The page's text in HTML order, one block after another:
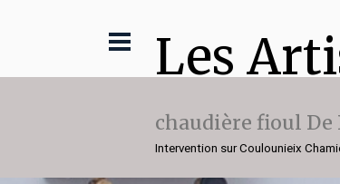
Les
chaudière fioul
Intervention sur Coulounieix